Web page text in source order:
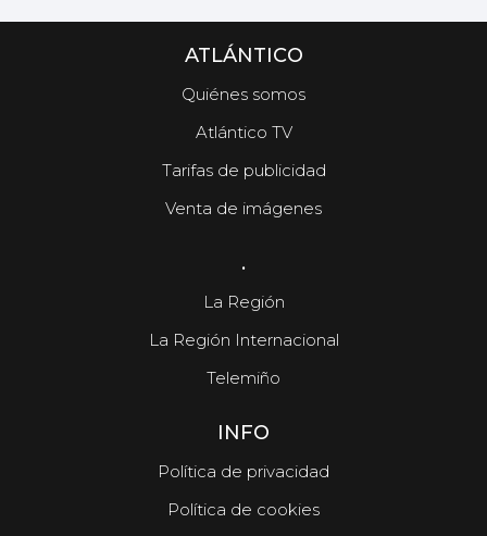
ATLÁNTICO
Quiénes somos
Atlántico TV
Tarifas de publicidad
Venta de imágenes
.
La Región
La Región Internacional
Telemiño
INFO
Política de privacidad
Política de cookies